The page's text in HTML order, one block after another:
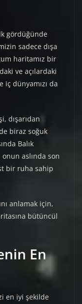
gördüğünde
sadece dışa
haritamız bir
ve açılardaki
dünyamızı da
dışarıdan
biraz soğuk
Balık
aslında son
bir ruha sahip
anlamak için,
bütüncül
En
en iyi şekilde